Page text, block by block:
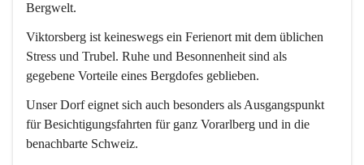
Bergwelt.
Viktorsberg ist keineswegs ein Ferienort mit dem üblichen
Stress und Trubel. Ruhe und Besonnenheit sind als
gegebene Vorteile eines Bergdofes geblieben.
Unser Dorf eignet sich auch besonders als Ausgangspunkt
für Besichtigungsfahrten für ganz Vorarlberg und in die
benachbarte Schweiz.